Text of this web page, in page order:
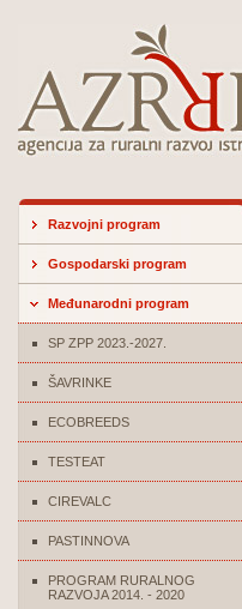
Razvojni program
Gospodarski program
Međunarodni program
SP ZPP 2023.-2027.
ŠAVRINKE
ECOBREEDS
TESTEAT
CIREVALC
PASTINNOVA
PROGRAM RURALNOG
RAZVOJA 2014. - 2020